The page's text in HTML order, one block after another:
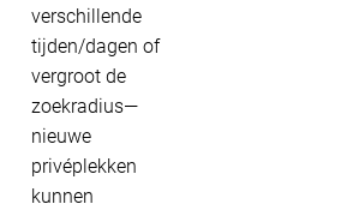
verschillende
tijden/dagen of
vergroot de
zoekradius—
nieuwe
privéplekken
kunnen